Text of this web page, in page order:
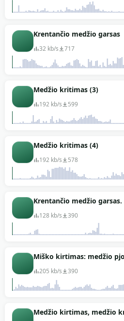
Krentančio medžio garsas
32 kb/s 717
Medžio kritimas (3)
192 kb/s 599
Medžio kritimas (4)
192 kb/s 578
Krentančio medžio garsas.
128 kb/s 390
Miško kirtimas: medžio
205 kb/s 390
Medžio kirtimas, medžio